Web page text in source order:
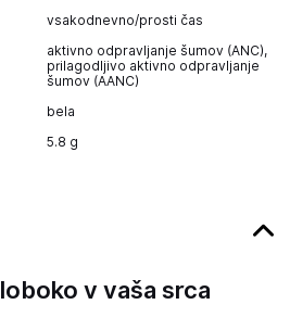
vsakodnevno/prosti čas
aktivno odpravljanje šumov (ANC),
prilagodljivo aktivno odpravljanje
šumov (AANC)
bela
5.8 g
v vaša srca